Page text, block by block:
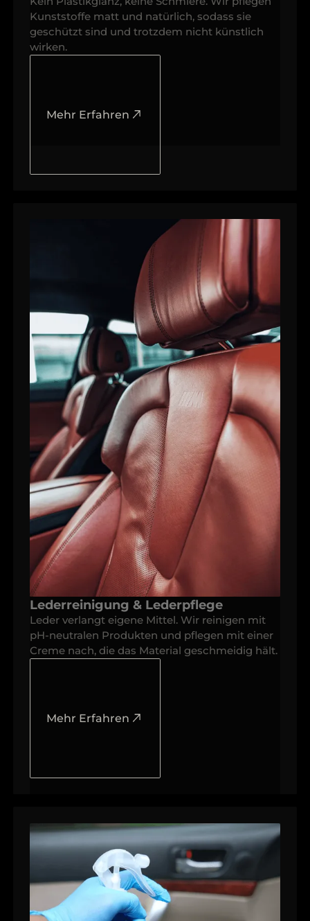
Kunststoffe matt und natürlich, sodass sie
geschützt sind und trotzdem nicht künstlich
wirken.
Mehr Erfahren
Lederreinigung & Lederpflege
Leder verlangt eigene Mittel. Wir reinigen mit
pH-neutralen Produkten und pflegen mit einer
Creme nach, die das Material geschmeidig hält.
Mehr Erfahren